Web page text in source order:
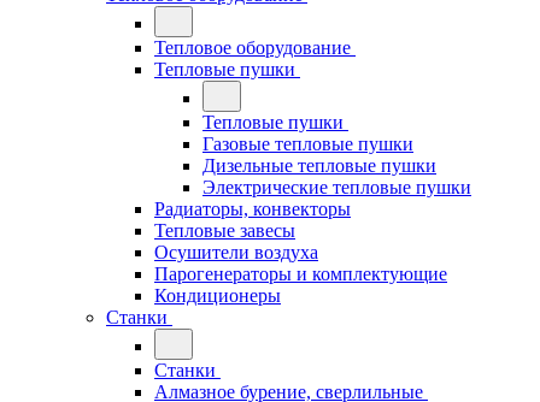
Тепловое оборудование
Тепловые пушки
Тепловые пушки
Газовые тепловые пушки
Дизельные тепловые пушки
Электрические тепловые пушки
Радиаторы, конвекторы
Тепловые завесы
Осушители воздуха
Парогенераторы и комплектующие
Кондиционеры
Станки
Станки
Алмазное бурение, сверлильные